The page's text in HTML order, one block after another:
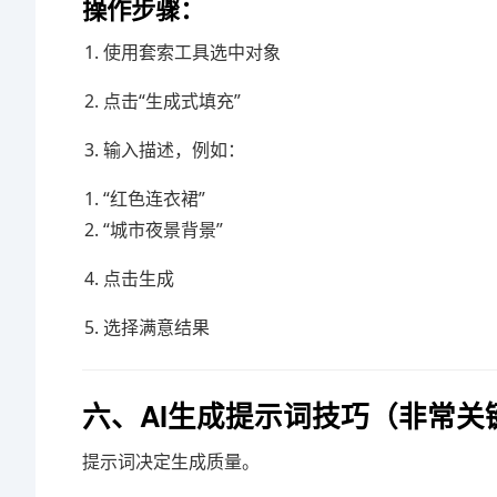
操作步骤：
使用套索工具选中对象
点击“生成式填充”
输入描述，例如：
“红色连衣裙”
“城市夜景背景”
点击生成
选择满意结果
六、AI生成提示词技巧（非常关
提示词决定生成质量。